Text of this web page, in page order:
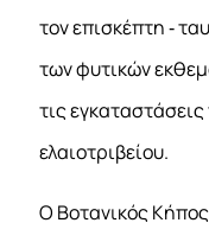
τον επισκέπτη ‐
των φυτικών
τις
ελαιοτριβείου.
Ο Βοτανικός